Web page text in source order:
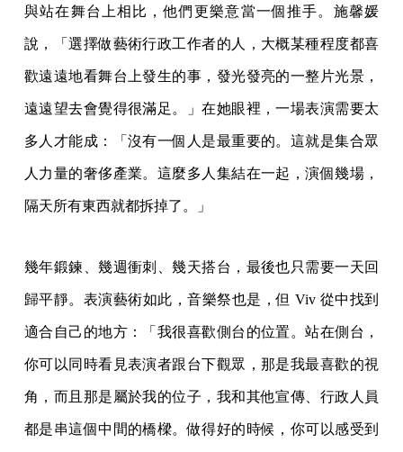
與站在舞台上相比，他們更樂意當一個推手。施馨媛
說，「選擇做藝術行政工作者的人，大概某種程度都喜
歡遠遠地看舞台上發生的事，發光發亮的一整片光景，
遠遠望去會覺得很滿足。」在她眼裡，一場表演需要太
多人才能成：「沒有一個人是最重要的。這就是集合眾
人力量的奢侈產業。這麼多人集結在一起，演個幾場，
隔天所有東西就都拆掉了。」
幾年鍛鍊、幾週衝刺、幾天搭台，最後也只需要一天回
歸平靜。表演藝術如此，音樂祭也是，但 Viv 從中找到
適合自己的地方：「我很喜歡側台的位置。站在側台，
你可以同時看見表演者跟台下觀眾，那是我最喜歡的視
角，而且那是屬於我的位子，我和其他宣傳、行政人員
都是串這個中間的橋樑。做得好的時候，你可以感受到